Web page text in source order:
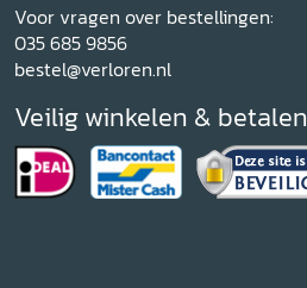
Voor vragen over bestellingen:
035 685 9856
bestel@verloren.nl
Veilig winkelen & betalen